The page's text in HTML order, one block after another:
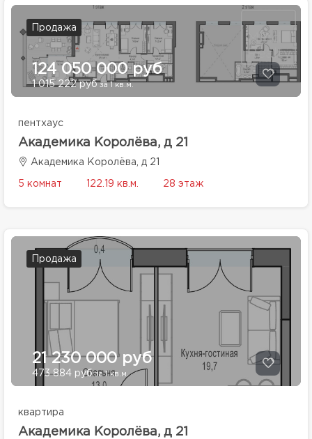
Продажа
124 050 000 руб
1 015 222 руб за 1 кв.м.
пентхаус
Академика Королёва, д 21
Академика Королёва, д 21
5 комнат 122.19 кв.м. 28 этаж
Продажа
21 230 000 руб
473 884 руб за 1 кв.м.
квартира
Академика Королёва, д 21